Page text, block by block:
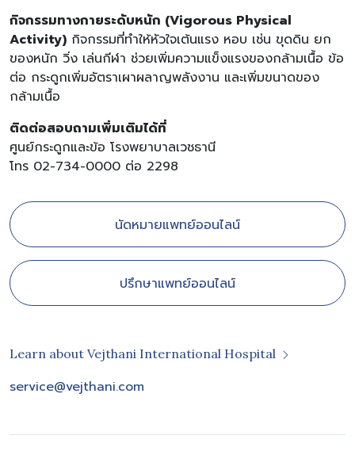
กิจกรรมทางกายระดับหนัก (Vigorous Physical
Activity) กิจกรรมที่ทำให้หัวใจเต้นแรง หอบ เช่น ขุดดิน ยก
ของหนัก วิ่ง เล่นกีฬา ช่วยเพิ่มความแข็งแรงของกล้ามเนื้อ ข้อ
ต่อ กระดูกเพิ่มอัตราเผาผลาญพลังงาน และเพิ่มขนาดของ
กล้ามเนื้อ
ติดต่อสอบถามเพิ่มเติมได้ที่
ศูนย์กระดูกและข้อ โรงพยาบาลเวชธานี
โทร 02-734-0000 ต่อ 2298
นัดหมายแพทย์ออนไลน์
ปรึกษาแพทย์ออนไลน์
Learn about Vejthani International Hospital
service@vejthani.com